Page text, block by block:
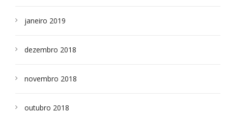
janeiro 2019
dezembro 2018
novembro 2018
outubro 2018